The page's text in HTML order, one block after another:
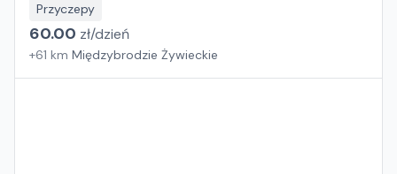
Przyczepy
60.00 zł/dzień
+61 km Międzybrodzie Żywieckie